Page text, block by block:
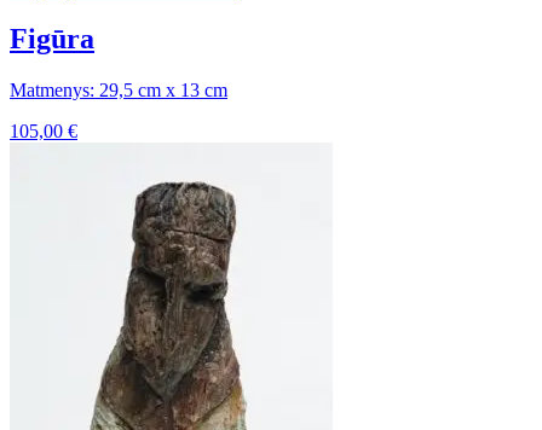
Figūra
Matmenys: 29,5 cm x 13 cm
105,00 €